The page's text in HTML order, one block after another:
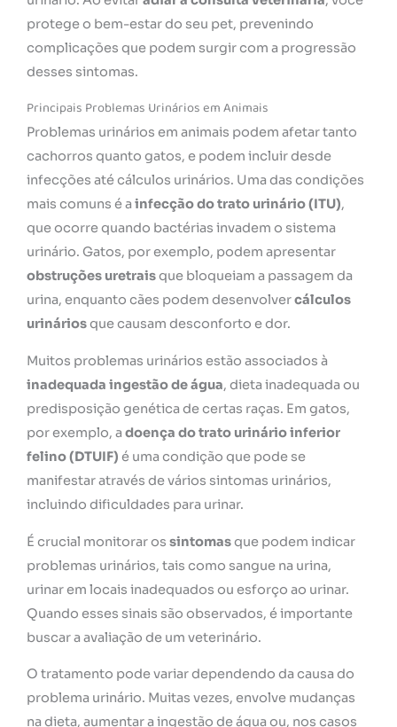
protege o bem-estar do seu pet, prevenindo
complicações que podem surgir com a progressão
desses sintomas.
Principais Problemas Urinários em Animais
Problemas urinários em animais podem afetar tanto
cachorros quanto gatos, e podem incluir desde
infecções até cálculos urinários. Uma das condições
mais comuns é a infecção do trato urinário (ITU),
que ocorre quando bactérias invadem o sistema
urinário. Gatos, por exemplo, podem apresentar
obstruções uretraisque bloqueiam a passagem da
urina, enquanto cães podem desenvolvercálculos
urináriosque causam desconforto e dor.
Muitos problemas urinários estão associados à
inadequada ingestão de água, dieta inadequada ou
predisposição genética de certas raças. Em gatos,
por exemplo, a doença do trato urinário inferior
felino (DTUIF) é uma condição que pode se
manifestar através de vários sintomas urinários,
incluindo dificuldades para urinar.
É crucial monitorar os sintomasque podem indicar
problemas urinários, tais como sangue na urina,
urinar em locais inadequados ou esforço ao urinar.
Quando esses sinais são observados, é importante
buscar a avaliação de um veterinário.
O tratamento pode variar dependendo da causa do
problema urinário. Muitas vezes, envolve mudanças
na dieta, aumentar a ingestão de água ou, nos casos